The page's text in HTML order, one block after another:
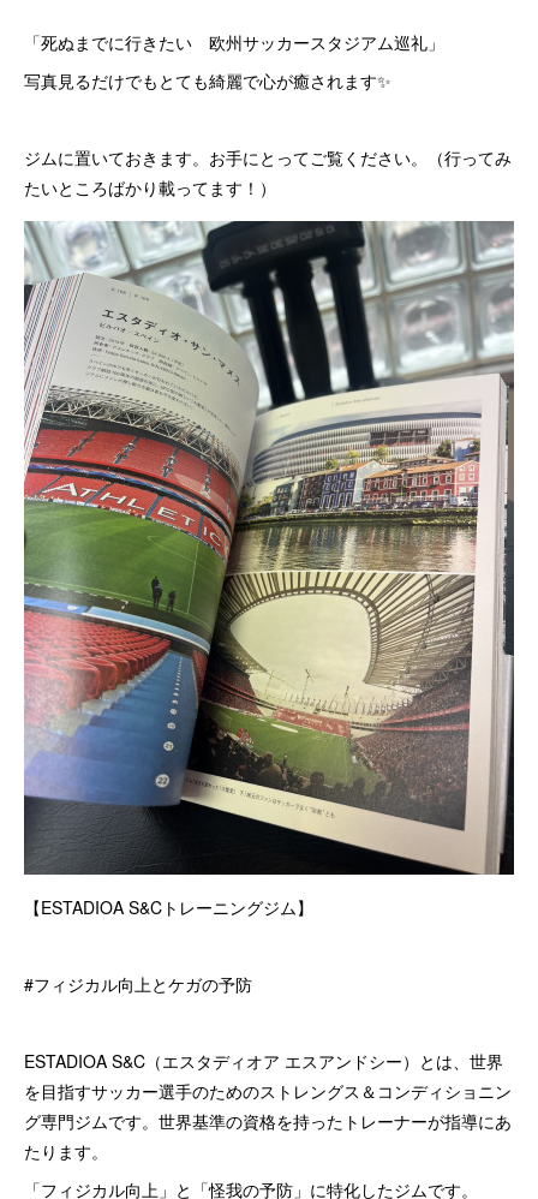
「死ぬまでに行きたい 欧州サッカースタジアム巡礼」
写真見るだけでもとても綺麗で心が癒されます✨
ジムに置いておきます。お手にとってご覧ください。（行ってみ
たいところばかり載ってます！）
【ESTADIOA S&Cトレーニングジム】
#フィジカル向上とケガの予防
ESTADIOA S&C（エスタディオア エスアンドシー）とは、世界
を目指すサッカー選手のためのストレングス＆コンディショニン
グ専門ジムです。世界基準の資格を持ったトレーナーが指導にあ
たります。
「フィジカル向上」と「怪我の予防」に特化したジムです。